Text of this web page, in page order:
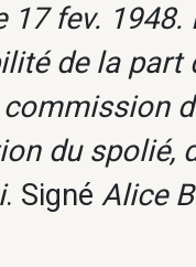
17 fev.
de la
du spolié,
. Signé Alice